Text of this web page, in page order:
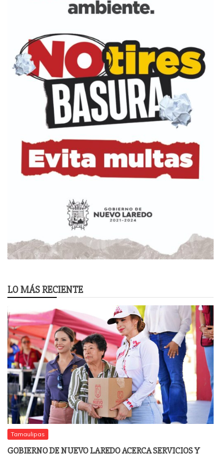
LO MÁS RECIENTE
Tamaulipas
GOBIERNO DE NUEVO LAREDO ACERCA SERVICIOS Y